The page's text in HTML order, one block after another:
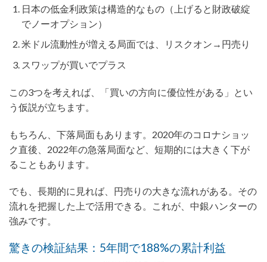
日本の低金利政策は構造的なもの（上げると財政破綻
でノーオプション）
米ドル流動性が増える局面では、リスクオン→円売り
スワップが買いでプラス
この3つを考えれば、「買いの方向に優位性がある」とい
う仮説が立ちます。
もちろん、下落局面もあります。2020年のコロナショッ
ク直後、2022年の急落局面など、短期的には大きく下が
ることもあります。
でも、長期的に見れば、円売りの大きな流れがある。その
流れを把握した上で活用できる。これが、中銀ハンターの
強みです。
驚きの検証結果：5年間で188%の累計利益